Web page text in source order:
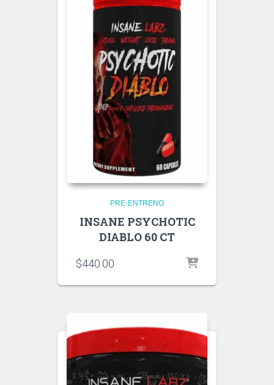
PRE-ENTRENO
INSANE PSYCHOTIC
DIABLO 60 CT
$440.00